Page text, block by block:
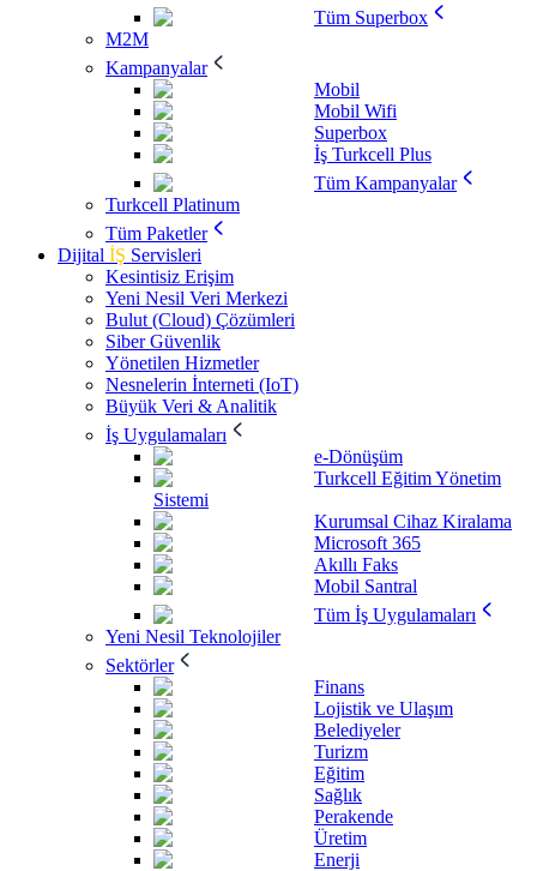
Tüm Superbox
M2M
Kampanyalar
Mobil
Mobil Wifi
Superbox
İş Turkcell Plus
Tüm Kampanyalar
Turkcell Platinum
Tüm Paketler
Dijital İŞ Servisleri
Kesintisiz Erişim
Yeni Nesil Veri Merkezi
Bulut (Cloud) Çözümleri
Siber Güvenlik
Yönetilen Hizmetler
Nesnelerin İnterneti (IoT)
Büyük Veri & Analitik
İş Uygulamaları
e-Dönüşüm
Turkcell Eğitim Yönetim
Sistemi
Kurumsal Cihaz Kiralama
Microsoft 365
Akıllı Faks
Mobil Santral
Tüm İş Uygulamaları
Yeni Nesil Teknolojiler
Sektörler
Finans
Lojistik ve Ulaşım
Belediyeler
Turizm
Eğitim
Sağlık
Perakende
Üretim
Enerji